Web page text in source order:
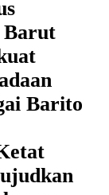
Barut
Barito